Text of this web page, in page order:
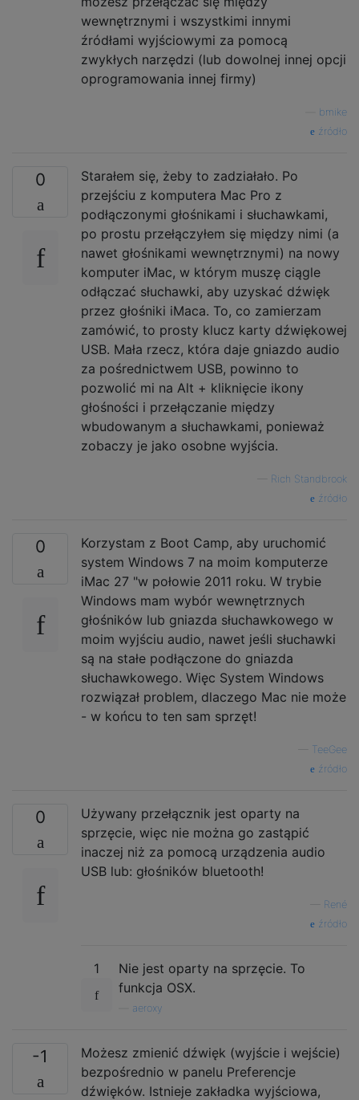
wewnętrznymi i wszystkimi innymi
źródłami wyjściowymi za pomocą
zwykłych narzędzi (lub dowolnej innej opcji
oprogramowania innej firmy)
bmike
źródło
0
Starałem się, żeby to zadziałało. Po
przejściu z komputera Mac Pro z
podłączonymi głośnikami i słuchawkami,
po prostu przełączyłem się między nimi (a
nawet głośnikami wewnętrznymi) na nowy
komputer iMac, w którym muszę ciągle
odłączać słuchawki, aby uzyskać dźwięk
przez głośniki iMaca. To, co zamierzam
zamówić, to prosty klucz karty dźwiękowej
USB. Mała rzecz, która daje gniazdo audio
za pośrednictwem USB, powinno to
pozwolić mi na Alt + kliknięcie ikony
głośności i przełączanie między
wbudowanym a słuchawkami, ponieważ
zobaczy je jako osobne wyjścia.
Rich Standbrook
źródło
0
Korzystam z Boot Camp, aby uruchomić
system Windows 7 na moim komputerze
iMac 27 "w połowie 2011 roku. W trybie
Windows mam wybór wewnętrznych
głośników lub gniazda słuchawkowego w
moim wyjściu audio, nawet jeśli słuchawki
są na stałe podłączone do gniazda
słuchawkowego. Więc System Windows
rozwiązał problem, dlaczego Mac nie może
- w końcu to ten sam sprzęt!
TeeGee
źródło
0
Używany przełącznik jest oparty na
sprzęcie, więc nie można go zastąpić
inaczej niż za pomocą urządzenia audio
USB lub: głośników bluetooth!
René
źródło
1
Nie jest oparty na sprzęcie. To
funkcja OSX.
aeroxy
-1
Możesz zmienić dźwięk (wyjście i wejście)
bezpośrednio w panelu Preferencje
dźwięków. Istnieje zakładka wyjściowa,